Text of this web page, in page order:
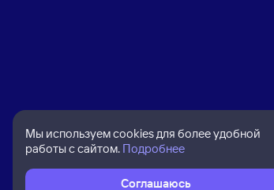
Мы используем cookies для более удобной
работы с сайтом. Подробнее
Соглашаюсь